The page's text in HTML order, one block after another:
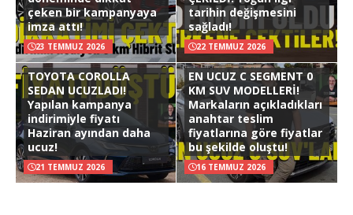
çeken bir kampanyaya
imza attı!
23 TEMMUZ 2026
tarihin değişmesini
sağladı!
22 TEMMUZ 2026
TOYOTA COROLLA
SEDAN UCUZLADI!
Yapılan kampanya
indirimiyle fiyatı
Haziran ayından daha
ucuz!
21 TEMMUZ 2026
EN UCUZ C SEGMENT 0
KM SUV MODELLERİ!
Markaların açıkladıkları
anahtar teslim
fiyatlarına göre fiyatlar
bu şekilde oluştu!
16 TEMMUZ 2026